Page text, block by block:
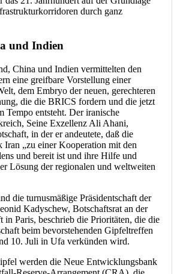
durch ganz
und Indien
China und Indien vermittelten den
eine greifbare Vorstellung einer
dem Embryo der neuen, gerechteren
die die BRICS fordern und die jetzt
Tempo entsteht. Der iranische
Seine Exzellenz Ali Ahani,
in der er andeutete, daß die
Iran „zu einer Kooperation mit den
und bereit ist und ihre Hilfe und
Lösung der regionalen und weltweiten
die turnusmäßige Präsidentschaft der
Kadyschew, Botschaftsrat an der
in Paris, beschrieb die Prioritäten, die die
beim bevorstehenden Gipfeltreffen
10. Juli in Ufa verkünden wird.
werden die Neue Entwicklungsbank